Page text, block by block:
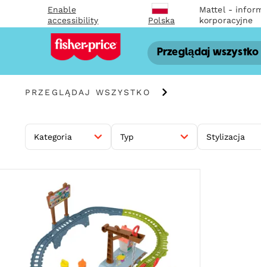
Enable
accessibility
Polska
Mattel -
korporacyjne
Przeglądaj wszystko
Przeglądaj
PRZEGLĄDAJ WSZYSTKO
Kategoria Typ Stylizacja